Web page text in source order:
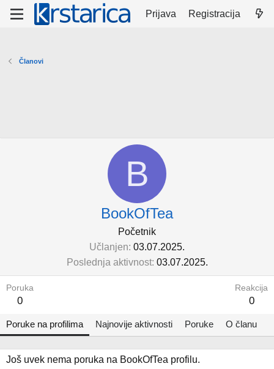
Prijava Registracija
Članovi
B
BookOfTea
Početnik
Učlanjen 03.07.2025.
Poslednja aktivnost 03.07.2025.
Poruka
0
Reakcija
0
Poruke na profilima Najnovije aktivnosti Poruke O članu
Još uvek nema poruka na BookOfTea profilu.